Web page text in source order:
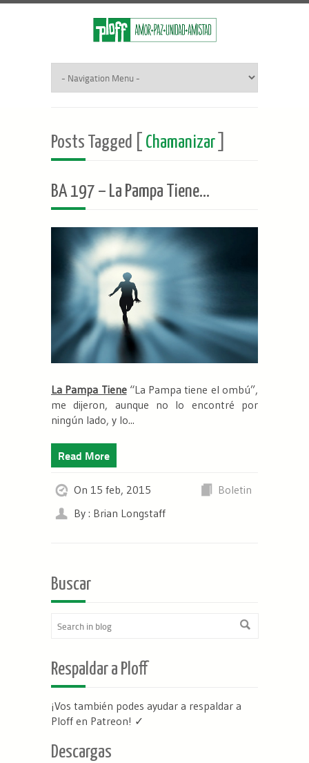
Posts Tagged [ Chamanizar
BA 197 – La Pampa Tiene…
La Pampa Tiene“La Pampa tiene el ombú”,
me dijeron, aunque no lo encontré por
ningún lado, y lo...
Read More
On 15 feb, 2015
Boletin
By : Brian Longstaff
Buscar
Respaldar a Ploff
¡Vos también podes ayudar a respaldar a
Ploff en Patreon! ✓
Descargas